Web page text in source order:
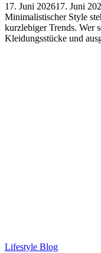
17. Juni 202617. Juni
Minimalistischer Style
kurzlebiger Trends. Wer
Kleidungsstücke und
Lifestyle Blog